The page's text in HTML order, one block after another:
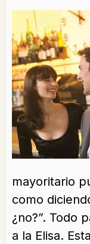
mayoritario
como
¿no?”. Todo
a la Elisa.